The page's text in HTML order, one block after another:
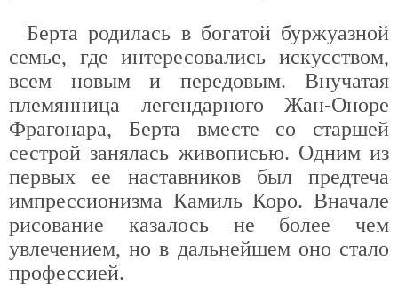
Берта родилась в богатой буржуазной
семье, где интересовались искусством,
всем новым и передовым. Внучатая
племянница легендарного Жан-Оноре
Фрагонара, Берта вместе со старшей
сестрой занялась живописью. Одним из
первых ее наставников был предтеча
импрессионизма Камиль Коро. Вначале
рисование казалось не более чем
увлечением, но в дальнейшем оно стало
профессией.